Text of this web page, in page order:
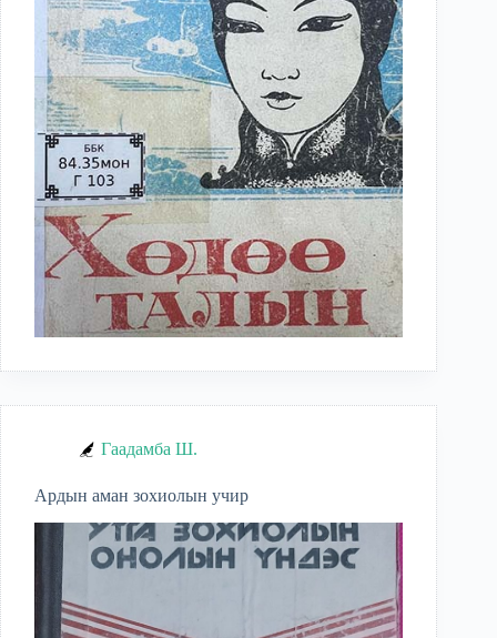
Гаадамба Ш.
Ардын аман зохиолын учир